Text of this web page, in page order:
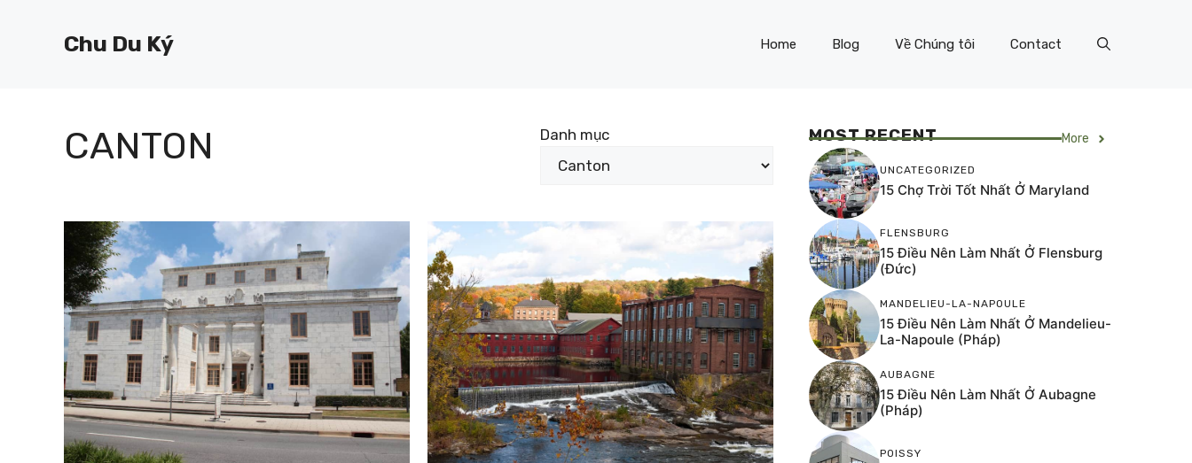
Chu Du Ký Home Blog Về Chúng tôi Contact
CANTON Danh mục MOST RECENT More
UNCATEGORIZED
15 Chợ Trời Tốt Nhất Ở Maryland
FLENSBURG
15 Điều Nên Làm Nhất Ở Flensburg
(Đức)
MANDELIEU-LA-NAPOULE
15 Điều Nên Làm Nhất Ở Mandelieu-
La-Napoule (Pháp)
AUBAGNE
15 Điều Nên Làm Nhất Ở Aubagne
(Pháp)
POISSY